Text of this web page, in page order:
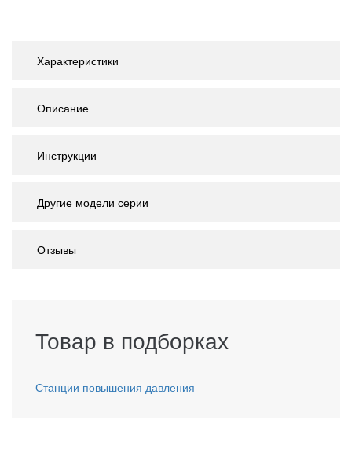
Характеристики
Описание
Инструкции
Другие модели серии
Отзывы
Товар в подборках
Станции повышения давления